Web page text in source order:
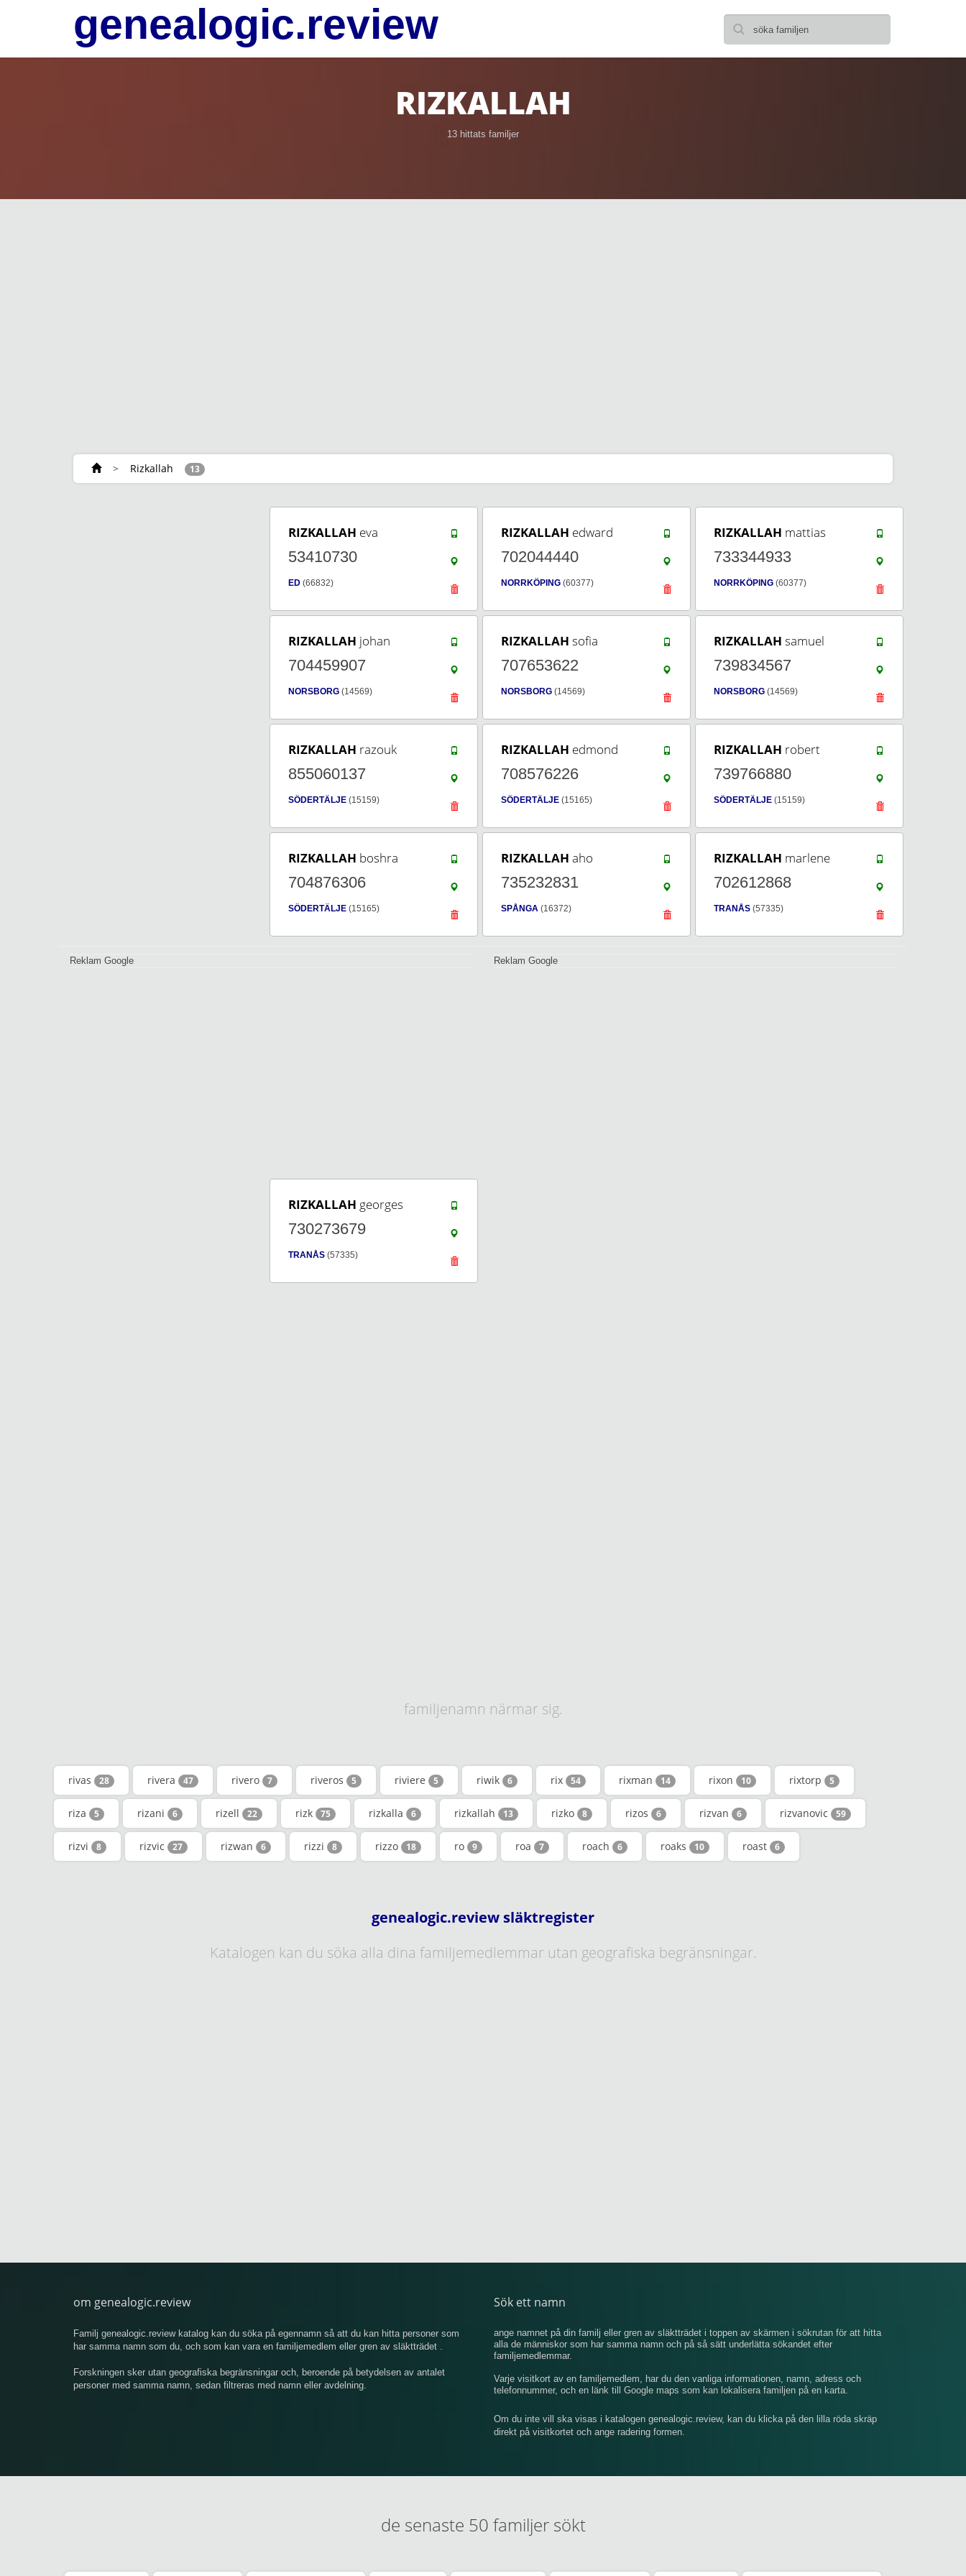
genealogic.review
RIZKALLAH
13 hittats familjer
> Rizkallah 13
RIZKALLAH eva
53410730
ED (66832)
RIZKALLAH edward
702044440
NORRKÖPING (60377)
RIZKALLAH mattias
733344933
NORRKÖPING (60377)
RIZKALLAH johan
704459907
NORSBORG (14569)
RIZKALLAH sofia
707653622
NORSBORG (14569)
RIZKALLAH samuel
739834567
NORSBORG (14569)
RIZKALLAH razouk
855060137
SÖDERTÄLJE (15159)
RIZKALLAH edmond
708576226
SÖDERTÄLJE (15165)
RIZKALLAH robert
739766880
SÖDERTÄLJE (15159)
RIZKALLAH boshra
704876306
SÖDERTÄLJE (15165)
RIZKALLAH aho
735232831
SPÅNGA (16372)
RIZKALLAH marlene
702612868
TRANÅS (57335)
Reklam Google Reklam Google
RIZKALLAH georges
730273679
TRANÅS (57335)
familjenamn närmar sig.
rivas 28 rivera 47 rivero 7 riveros 5 riviere 5 riwik 6 rix 54 rixman 14 rixon 10 rixtorp 5
riza 5 rizani 6 rizell 22 rizk 75 rizkalla 6 rizkallah 13 rizko 8 rizos 6 rizvan 6 rizvanovic 59
rizvi 8 rizvic 27 rizwan 6 rizzi 8 rizzo 18 ro 9 roa 7 roach 6 roaks 10 roast 6
genealogic.review släktregister
Katalogen kan du söka alla dina familjemedlemmar utan geografiska begränsningar.
om genealogic.review
Familj genealogic.review katalog kan du söka på egennamn så att du kan hitta personer som
har samma namn som du, och som kan vara en familjemedlem eller gren av släktträdet .
Forskningen sker utan geografiska begränsningar och, beroende på betydelsen av antalet
personer med samma namn, sedan filtreras med namn eller avdelning.
Sök ett namn
ange namnet på din familj eller gren av släktträdet i toppen av skärmen i sökrutan för att hitta
alla de människor som har samma namn och på så sätt underlätta sökandet efter
familjemedlemmar.
Varje visitkort av en familjemedlem, har du den vanliga informationen, namn, adress och
telefonnummer, och en länk till Google maps som kan lokalisera familjen på en karta.
Om du inte vill ska visas i katalogen genealogic.review, kan du klicka på den lilla röda skräp
direkt på visitkortet och ange radering formen.
de senaste 50 familjer sökt